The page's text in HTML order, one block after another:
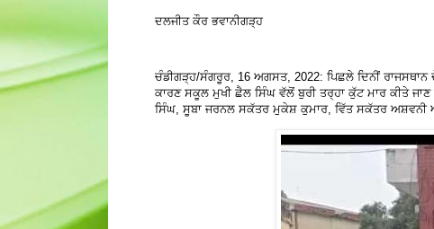
ਦਲਜੀਤ ਕੌਰ ਭਵਾਨੀਗੜ੍ਹ
ਚੰਡੀਗੜ੍ਹ/ਸੰਗਰੂਰ, 16 ਅਗਸਤ, 2022: ਪਿਛਲੇ ਦਿਨੀਂ
ਕਾਰਣ ਸਕੂਲ ਮੁਖੀ ਛੈਲ ਸਿੰਘ ਵੱਲੋਂ ਬੁਰੀ ਤਰ੍ਹਾ ਕੁੱਟ ਮਾਰ ਕੀਤੇ
ਸਿੰਘ, ਸੂਬਾ ਜਰਨਲ ਸਕੱਤਰ ਮੁਕੇਸ਼ ਕੁਮਾਰ, ਵਿੱਤ ਸਕੱਤਰ ਅਸ਼ਵਨੀ